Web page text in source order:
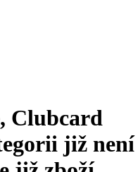
Clubcard
již není